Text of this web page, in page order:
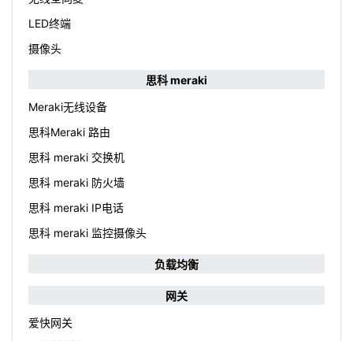
LED终端
摄像头
思科 meraki
Meraki无线设备
思科Meraki 路由
思科 meraki 交换机
思科 meraki 防火墙
思科 meraki IP电话
思科 meraki 监控摄像头
负载均衡
网关
爱快网关